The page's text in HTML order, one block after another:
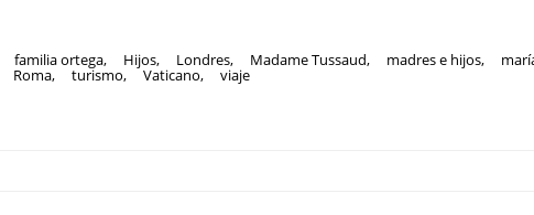
familia ortega, Hijos, Londres, Madame Tussaud, madres e hijos,
Roma, turismo, Vaticano,
viaje